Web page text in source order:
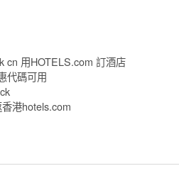
cn 用HOTELS.com 訂酒店
代碼可用
港hotels.com